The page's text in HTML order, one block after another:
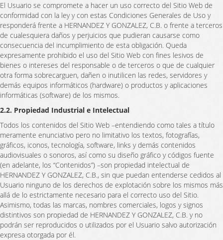
El Usuario se compromete a hacer un uso correcto del Sitio Web de
conformidad con la ley y con estas Condiciones Generales de Uso y
responderá frente a HERNANDEZ Y GONZALEZ, C.B. o frente a terceros
de cualesquiera daños y perjuicios que pudieran causarse como
consecuencia del incumplimiento de esta obligación. Queda
expresamente prohibido el uso del Sitio Web con fines lesivos de
bienes o intereses del responsable o de terceros o que de cualquier
otra forma sobrecarguen, dañen o inutilicen las redes, servidores y
demás equipos informáticos (hardware) o productos y aplicaciones
informáticas (software) de los mismos.
2.2. Propiedad Industrial e Intelectual
Todos los contenidos del Sitio Web –entendiendo como tales a título
meramente enunciativo pero no limitativo los textos, fotografías,
gráficos, iconos, tecnología, software, links y demás contenidos
audiovisuales o sonoros, así como su diseño gráfico y códigos fuente
(en adelante, los “Contenidos”) –son propiedad intelectual de
HERNANDEZ Y GONZALEZ, C.B., sin que puedan entenderse cedidos al
Usuario ninguno de los derechos de explotación sobre los mismos más
allá de lo estrictamente necesario para el correcto uso del Sitio.
Asimismo, todas las marcas, nombres comerciales, logos y signos
distintivos son propiedad de HERNANDEZ Y GONZALEZ, C.B. y no
podrán ser reproducidos o utilizados por el Usuario salvo autorización
expresa otorgada por él.